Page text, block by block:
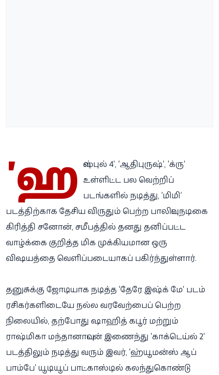
'ஹ வுஸ்புல் 4', 'ஆதிபுருஷ்', 'க்ரு'
உள்ளிட்ட பல வெற்றிப்
படங்களில் நடித்து, 'மிமி'
படத்திற்காக தேசிய விருதும் பெற்ற பாலிவுட் நடிகை
கிரித்தி சனோன், சமீபத்தில் தனது தனிப்பட்ட
வாழ்க்கை குறித்த மிக முக்கியமான ஒரு
விஷயத்தை வெளிப்படையாகப் பகிர்ந்துள்ளார்.
தனுசுக்கு ஜோடியாக நடித்த 'தேரே இஷ்க் மே' படம்
ரசிகர்களிடையே நல்ல வரவேற்பைப் பெற்ற
நிலையில், தற்போது ஷாஹித் கபூர் மற்றும்
ராஷ்மிகா மந்தானாவுடன் இணைந்து 'காக்டெய்ல் 2'
படத்திலும் நடித்து வரும் இவர், 'ஹ்யூமன்ஸ் ஆப்
பாம்பே' யூடியூப் பாட்காஸ்டில் கலந்துகொண்டு